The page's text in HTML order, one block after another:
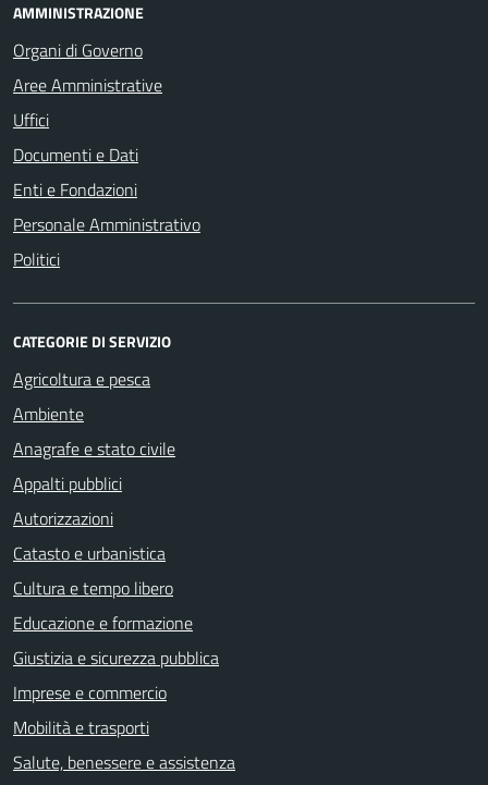
AMMINISTRAZIONE
Organi di Governo
Aree Amministrative
Uffici
Documenti e Dati
Enti e Fondazioni
Personale Amministrativo
Politici
CATEGORIE DI SERVIZIO
Agricoltura e pesca
Ambiente
Anagrafe e stato civile
Appalti pubblici
Autorizzazioni
Catasto e urbanistica
Cultura e tempo libero
Educazione e formazione
Giustizia e sicurezza pubblica
Imprese e commercio
Mobilità e trasporti
Salute, benessere e assistenza